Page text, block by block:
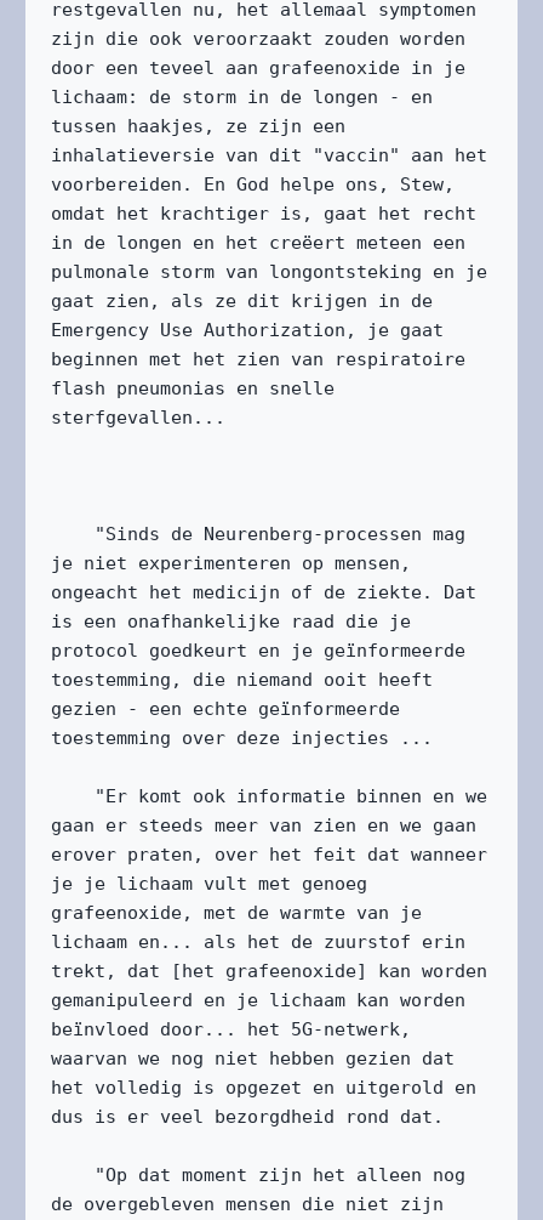
restgevallen nu, het allemaal symptomen
zijn die ook veroorzaakt zouden worden
door een teveel aan grafeenoxide in je
lichaam: de storm in de longen - en
tussen haakjes, ze zijn een
inhalatieversie van dit "vaccin" aan het
voorbereiden. En God helpe ons, Stew,
omdat het krachtiger is, gaat het recht
in de longen en het creëert meteen een
pulmonale storm van longontsteking en je
gaat zien, als ze dit krijgen in de
Emergency Use Authorization, je gaat
beginnen met het zien van respiratoire
flash pneumonias en snelle
sterfgevallen...
je niet experimenteren op mensen,
ongeacht het medicijn of de ziekte. Dat
is een onafhankelijke raad die je
protocol goedkeurt en je geïnformeerde
toestemming, die niemand ooit heeft
gezien - een echte geïnformeerde
toestemming over deze injecties ...
gaan er steeds meer van zien en we gaan
erover praten, over het feit dat wanneer
je je lichaam vult met genoeg
grafeenoxide, met de warmte van je
lichaam en... als het de zuurstof erin
trekt, dat [het grafeenoxide] kan worden
gemanipuleerd en je lichaam kan worden
beïnvloed door... het 5G-netwerk,
waarvan we nog niet hebben gezien dat
het volledig is opgezet en uitgerold en
dus is er veel bezorgdheid rond dat.
de overgebleven mensen die niet zijn